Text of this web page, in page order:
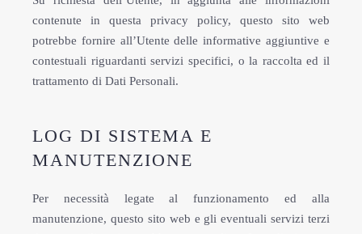
contenute in questa privacy policy, questo sito web
potrebbe fornire all’Utente delle informative aggiuntive e
contestuali riguardanti servizi specifici, o la raccolta ed il
trattamento di Dati Personali.
LOG DI SISTEMA E
MANUTENZIONE
Per necessità legate al funzionamento ed alla
manutenzione, questo sito web e gli eventuali servizi terzi